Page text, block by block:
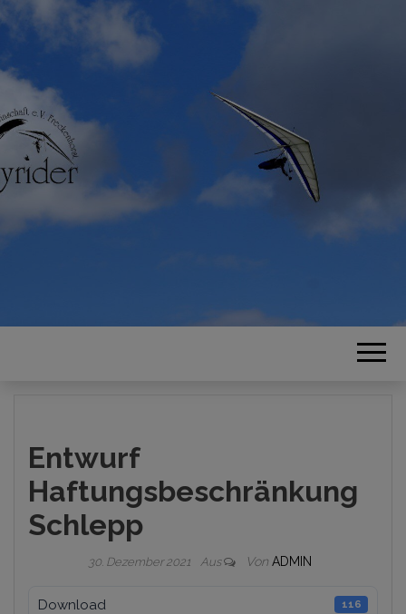
Entwurf
Haftungsbeschränkung
Schlepp
30. Dezember 2021 Aus Von ADMIN
Download 116